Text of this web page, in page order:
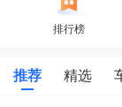
排行榜
推荐 精选